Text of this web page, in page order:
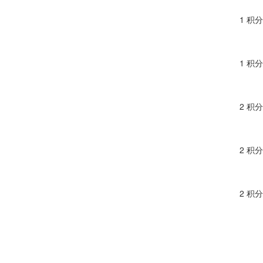
1 积分
1 积分
2 积分
2 积分
2 积分